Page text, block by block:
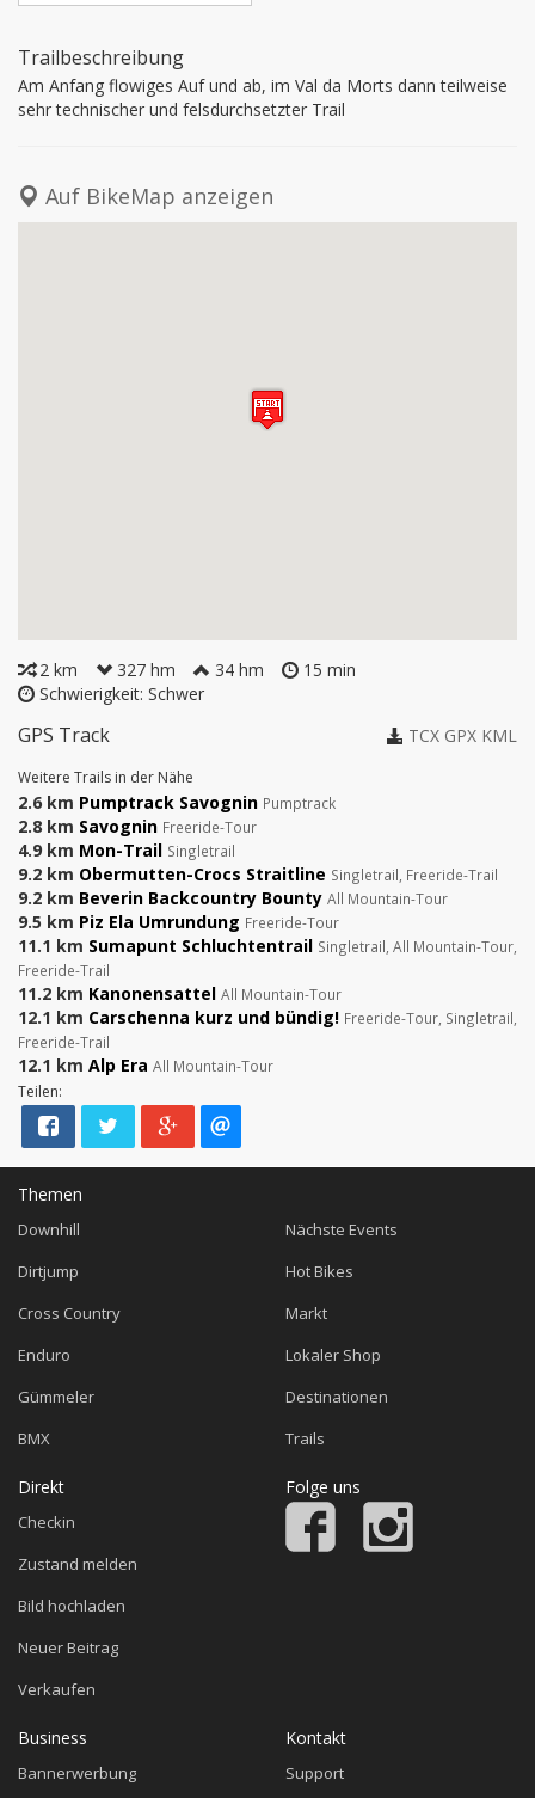
Trailbeschreibung
Am Anfang flowiges Auf und ab, im Val da Morts dann teilweise
sehr technischer und felsdurchsetzter Trail
Auf BikeMap anzeigen
2 km 327 hm 34 hm
15 min
Schwierigkeit: Schwer
GPS Track TCX GPX KML
Weitere Trails in der Nähe
2.6 km Pumptrack Savognin Pumptrack
2.8 km Savognin Freeride-Tour
4.9 km Mon-Trail Singletrail
9.2 km Obermutten-Crocs Straitline Singletrail, Freeride-Trail
9.2 km Beverin Backcountry Bounty All Mountain-Tour
9.5 km Piz Ela Umrundung Freeride-Tour
11.1 km Sumapunt Schluchtentrail Singletrail, All Mountain-Tour,
Freeride-Trail
11.2 km Kanonensattel All Mountain-Tour
12.1 km Carschenna kurz und bündig! Freeride-Tour, Singletrail,
Freeride-Trail
12.1 km Alp Era All Mountain-Tour
Teilen:
Themen
Downhill
Dirtjump
Cross Country
Enduro
Gümmeler
BMX
Nächste Events
Hot Bikes
Markt
Lokaler Shop
Destinationen
Trails
Direkt
Checkin
Zustand melden
Bild hochladen
Neuer Beitrag
Verkaufen
Folge uns
Business
Bannerwerbung
Kontakt
Support